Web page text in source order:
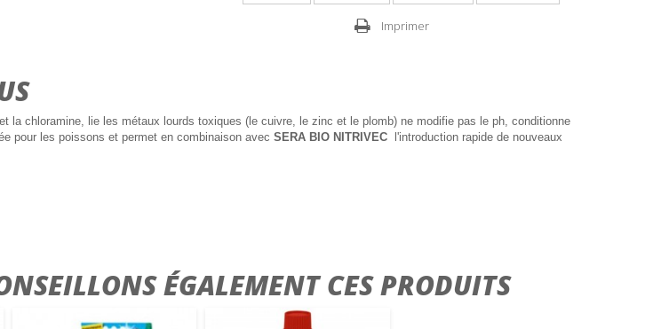
Imprimer
la chloramine, lie les métaux lourds toxiques (le cuivre, le zinc et le plomb) ne modifie pas le ph, conditionne
pour les poissons et permet en combinaison avec SERA BIO NITRIVEC l'introduction rapide de nouveaux
ÉGALEMENT CES PRODUITS